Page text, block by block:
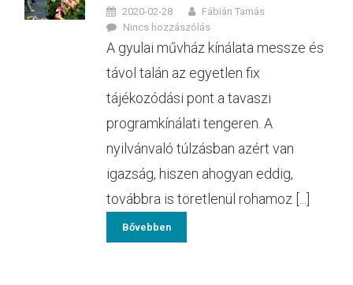
2020-02-28
Fábián Tamás
Nincs hozzászólás
A gyulai művház kínálata messze és
távol talán az egyetlen fix
tájékozódási pont a tavaszi
programkínálati tengeren. A
nyilvánvaló túlzásban azért van
igazság, hiszen ahogyan eddig,
továbbra is töretlenül rohamoz [...]
Bővebben